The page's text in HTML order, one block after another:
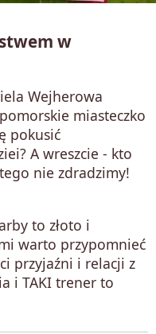
w
Wejherowa
miasteczko
pokusić
A wreszcie - kto
nie zdradzimy!
to złoto i
warto przypomnieć
przyjaźni i relacji z
i TAKI trener to